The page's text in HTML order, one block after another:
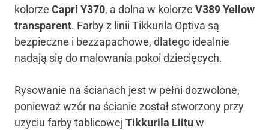
kolorze Capri Y370, a dolna w kolorze V389 Yellow
transparent. Farby z linii Tikkurila Optiva są
bezpieczne i bezzapachowe, dlatego idealnie
nadają się do malowania pokoi dziecięcych.
Rysowanie na ścianach jest w pełni dozwolone,
ponieważ wzór na ścianie został stworzony przy
użyciu farby tablicowej Tikkurila Liituw